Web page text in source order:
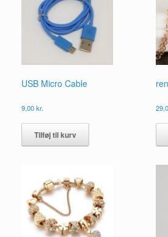
USB Micro Cable
9,00kr.
Tilføj til kurv